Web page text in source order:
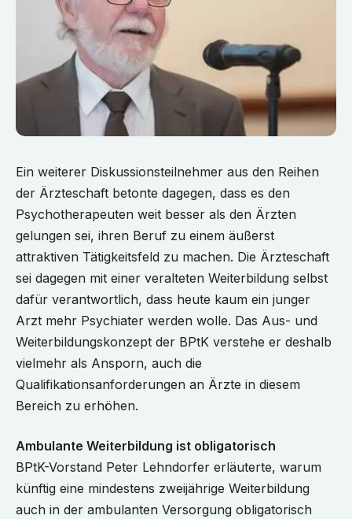
Ein weiterer Diskussionsteilnehmer aus den Reihen
der Ärzteschaft betonte dagegen, dass es den
Psychotherapeuten weit besser als den Ärzten
gelungen sei, ihren Beruf zu einem äußerst
attraktiven Tätigkeitsfeld zu machen. Die Ärzteschaft
sei dagegen mit einer veralteten Weiterbildung selbst
dafür verantwortlich, dass heute kaum ein junger
Arzt mehr Psychiater werden wolle. Das Aus- und
Weiterbildungskonzept der BPtK verstehe er deshalb
vielmehr als Ansporn, auch die
Qualifikationsanforderungen an Ärzte in diesem
Bereich zu erhöhen.
Ambulante Weiterbildung ist obligatorisch
BPtK-Vorstand Peter Lehndorfer erläuterte, warum
künftig eine mindestens zweijährige Weiterbildung
auch in der ambulanten Versorgung obligatorisch